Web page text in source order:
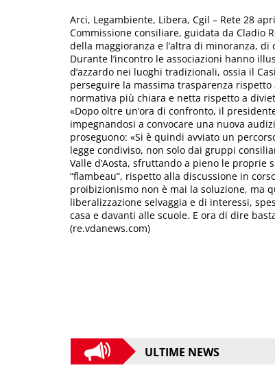
Arci, Legambiente, Libera, Cgil – Rete 28
Commissione consiliare, guidata da Cladio
della maggioranza e l’altra di minoranza,
Durante l’incontro le associazioni hanno
d’azzardo nei luoghi tradizionali, ossia il
perseguire la massima trasparenza
normativa più chiara e netta rispetto a
«Dopo oltre un’ora di confronto, il
impegnandosi a convocare una nuova
proseguono: «Si è quindi avviato un
legge condiviso, non solo dai gruppi
Valle d’Aosta, sfruttando a pieno le
“flambeau”, rispetto alla discussione in
proibizionismo non è mai la soluzione, ma
liberalizzazione selvaggia e di interessi,
casa e davanti alle scuole. E ora di dire
(re.vdanews.com)
ULTIME NEWS